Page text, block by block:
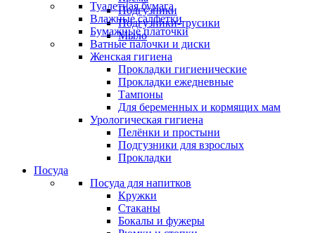
Подгузники
Подгузники-трусики
Мыло
Туалетная бумага
Влажные салфетки
Бумажные платочки
Ватные палочки и диски
Женская гигиена
Прокладки гигиенические
Прокладки ежедневные
Тампоны
Для беременных и кормящих мам
Урологическая гигиена
Пелёнки и простыни
Подгузники для взрослых
Прокладки
Посуда
Посуда для напитков
Кружки
Стаканы
Бокалы и фужеры